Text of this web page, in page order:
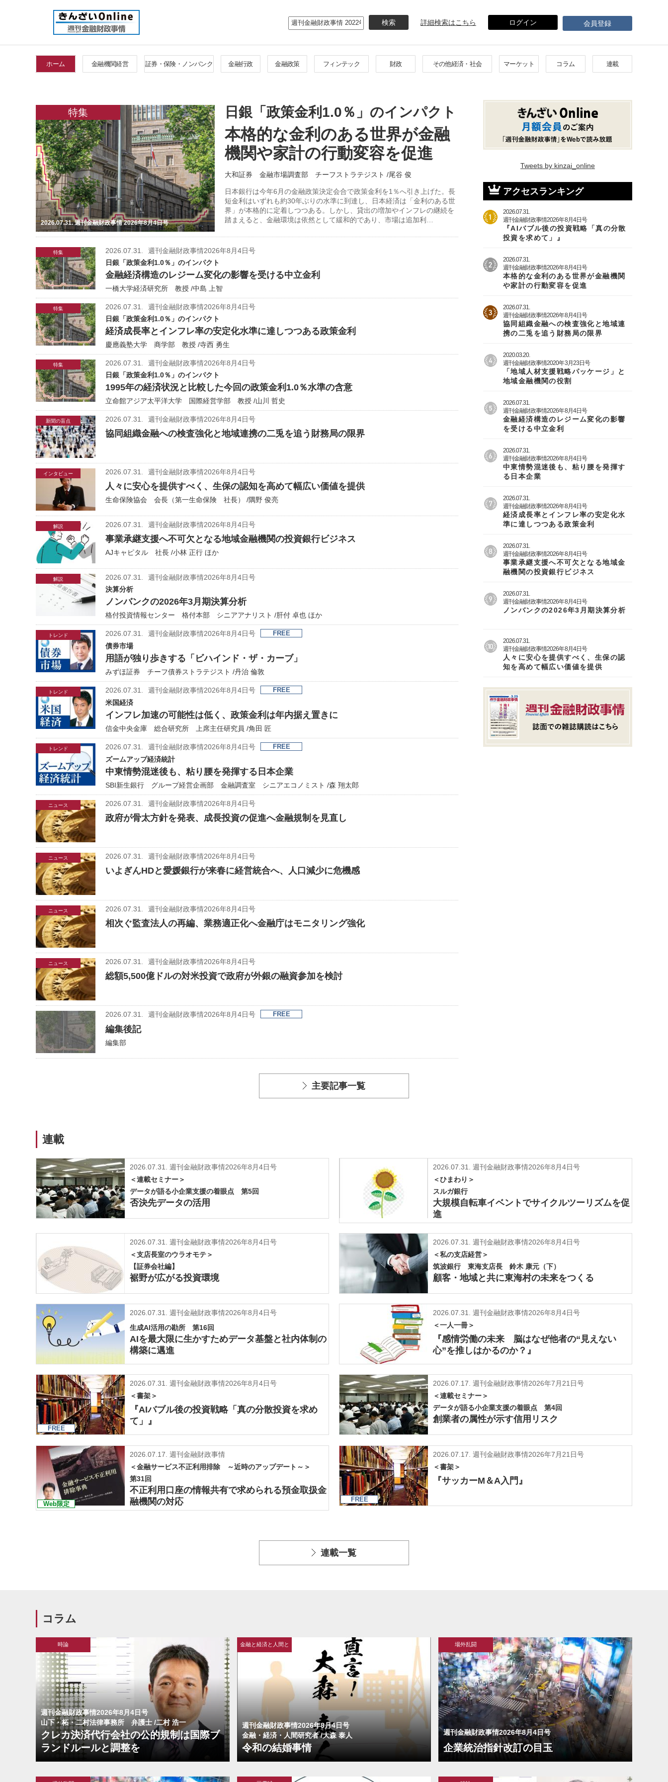
イ
ン
テ
ン
動
詳細検索はこちら ログイン 会員登録
ホーム 金融機関経営 証券・保険・ノンバンク 金融行政 金融政策 フィンテック 財政 その他経済・社会 マーケット コラム 連載
2026.07.31. 週刊金融財政事情 2026年8月4日号
特集 日銀「政策金利1.0％」のインパクト
本格的な金利のある世界が金融
機関や家計の行動変容を促進
大和証券 金融市場調査部 チーフストラテジスト /尾谷 俊
日本銀行は今年6月の金融政策決定会合で政策金利を1％へ引き上げた。長
短金利はいずれも約30年ぶりの水準に到達し、日本経済は「金利のある世
界」が本格的に定着しつつある。しかし、貸出の増加やインフレの継続を
踏まえると、金融環境は依然として緩和的であり、市場は追加利…
特集 2026.07.31.
週刊金融財政事情2026年8月4日号
日銀「政策金利1.0％」のインパクト
金融経済構造のレジーム変化の影響を受ける中立金利
一橋大学経済研究所 教授 /中島 上智
特集 2026.07.31.
週刊金融財政事情2026年8月4日号
日銀「政策金利1.0％」のインパクト
経済成長率とインフレ率の安定化水準に達しつつある政策金利
慶應義塾大学 商学部 教授 /寺西 勇生
特集 2026.07.31.
週刊金融財政事情2026年8月4日号
日銀「政策金利1.0％」のインパクト
1995年の経済状況と比較した今回の政策金利1.0％水準の含意
立命館アジア太平洋大学 国際経営学部 教授 /山川 哲史
新聞の盲点 2026.07.31. 週刊金融財政事情2026年8月4日号
協同組織金融への検査強化と地域連携の二兎を追う財務局の限界
インタビュー 2026.07.31. 週刊金融財政事情2026年8月4日号
人々に安心を提供すべく、生保の認知を高めて幅広い価値を提供
生命保険協会 会長（第一生命保険 社長） /隅野 俊亮
解説 2026.07.31. 週刊金融財政事情2026年8月4日号
事業承継支援へ不可欠となる地域金融機関の投資銀行ビジネス
AJキャピタル 社長 /小林 正行 ほか
解説 2026.07.31.
週刊金融財政事情2026年8月4日号
決算分析
ノンバンクの2026年3月期決算分析
格付投資情報センター 格付本部 シニアアナリスト /肝付 卓也 ほか
トレンド 2026.07.31. 週刊金融財政事情2026年8月4日号 FREE
債券市場
用語が独り歩きする「ビハインド・ザ・カーブ」
みずほ証券 チーフ債券ストラテジスト /丹治 倫敦
トレンド 2026.07.31. 週刊金融財政事情2026年8月4日号 FREE
米国経済
インフレ加速の可能性は低く、政策金利は年内据え置きに
信金中央金庫 総合研究所 上席主任研究員 /角田 匠
トレンド 2026.07.31. 週刊金融財政事情2026年8月4日号 FREE
ズームアップ経済統計
中東情勢混迷後も、粘り腰を発揮する日本企業
SBI新生銀行 グループ経営企画部 金融調査室 シニアエコノミスト /森 翔太郎
ニュース 2026.07.31. 週刊金融財政事情2026年8月4日号
政府が骨太方針を発表、成長投資の促進へ金融規制を見直し
ニュース 2026.07.31. 週刊金融財政事情2026年8月4日号
いよぎんHDと愛媛銀行が来春に経営統合へ、人口減少に危機感
ニュース 2026.07.31. 週刊金融財政事情2026年8月4日号
相次ぐ監査法人の再編、業務適正化へ金融庁はモニタリング強化
ニュース 2026.07.31. 週刊金融財政事情2026年8月4日号
総額5,500億ドルの対米投資で政府が外銀の融資参加を検討
2026.07.31. 週刊金融財政事情2026年8月4日号 FREE
編集後記
編集部
Tweets by kinzai_online
アクセスランキング
2026.07.31.
週刊金融財政事情2026年8月4日号
『AIバブル後の投資戦略「真の分散
投資を求めて」』
2026.07.31.
週刊金融財政事情2026年8月4日号
本格的な金利のある世界が金融機関
や家計の行動変容を促進
2026.07.31.
週刊金融財政事情2026年8月4日号
協同組織金融への検査強化と地域連
携の二兎を追う財務局の限界
2020.03.20.
週刊金融財政事情2020年3月23日号
「地域人材支援戦略パッケージ」と
地域金融機関の役割
2026.07.31.
週刊金融財政事情2026年8月4日号
金融経済構造のレジーム変化の影響
を受ける中立金利
2026.07.31.
週刊金融財政事情2026年8月4日号
中東情勢混迷後も、粘り腰を発揮す
る日本企業
2026.07.31.
週刊金融財政事情2026年8月4日号
経済成長率とインフレ率の安定化水
準に達しつつある政策金利
2026.07.31.
週刊金融財政事情2026年8月4日号
事業承継支援へ不可欠となる地域金
融機関の投資銀行ビジネス
2026.07.31.
週刊金融財政事情2026年8月4日号
ノンバンクの2026年3月期決算分析
2026.07.31.
週刊金融財政事情2026年8月4日号
人々に安心を提供すべく、生保の認
知を高めて幅広い価値を提供
主要記事一覧
連載
2026.07.31.
週刊金融財政事情2026年8月4日号
＜連載セミナー＞
データが語る小企業支援の着眼点 第5回
否決先データの活用
2026.07.31.
週刊金融財政事情2026年8月4日号
＜ひまわり＞
スルガ銀行
大規模自転車イベントでサイクルツーリズムを促
進
2026.07.31.
週刊金融財政事情2026年8月4日号
＜支店長室のウラオモテ＞
【証券会社編】
裾野が広がる投資環境
2026.07.31.
週刊金融財政事情2026年8月4日号
＜私の支店経営＞
筑波銀行 東海支店長 鈴木 康元（下）
顧客・地域と共に東海村の未来をつくる
2026.07.31. 週刊金融財政事情2026年8月4日号
生成AI活用の勘所 第16回
AIを最大限に生かすためデータ基盤と社内体制の
構築に邁進
2026.07.31. 週刊金融財政事情2026年8月4日号
＜一人一冊＞
『感情労働の未来 脳はなぜ他者の“見えない
心”を推しはかるのか？』
FREE
2026.07.31. 週刊金融財政事情2026年8月4日号
＜書架＞
『AIバブル後の投資戦略「真の分散投資を求め
て」』
2026.07.17. 週刊金融財政事情2026年7月21日号
＜連載セミナー＞
データが語る小企業支援の着眼点 第4回
創業者の属性が示す信用リスク
Web限定
2026.07.17. 週刊金融財政事情
＜金融サービス不正利用排除 ～近時のアップデート～＞
第31回
不正利用口座の情報共有で求められる預金取扱金
融機関の対応
FREE
2026.07.17. 週刊金融財政事情2026年7月21日号
＜書架＞
『サッカーM＆A入門』
連載一覧
コラム
時論
週刊金融財政事情2026年8月4日号
山下・柘・二村法律事務所 弁護士 /二村 浩一
クレカ決済代行会社の公的規制は国際ブ
ランドルールと調整を
金融と経済と人間と
週刊金融財政事情2026年8月4日号
金融・経済・人間研究者 /大森 泰人
令和の結婚事情
場外乱闘
週刊金融財政事情2026年8月4日号
企業統治指針改訂の目玉